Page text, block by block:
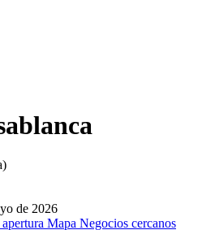
de 2026
Mapa Negocios cercanos